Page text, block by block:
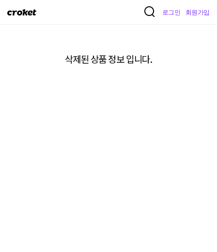
크
로그인 회원가입
삭제된 상품 정보 입니다.